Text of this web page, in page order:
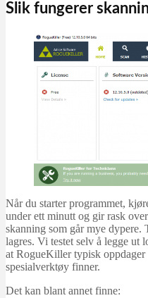
Slik fungerer
Når du starter programmet,
under ett minutt og gir rask
skanning som går mye
lagres. Vi testet selv å legge ut
at RogueKiller typisk oppdager
spesialverktøy finner.
Det kan blant annet finne: